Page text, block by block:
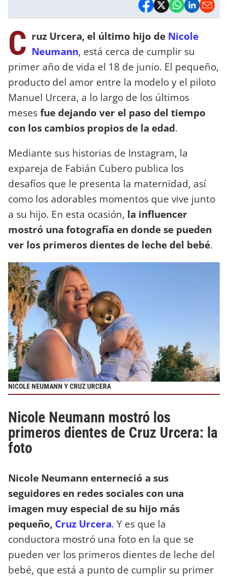
C ruz Urcera, el último hijo de Nicole
Neumann, está cerca de cumplir su
primer año de vida el 18 de junio. El pequeño,
producto del amor entre la modelo y el piloto
Manuel Urcera, a lo largo de los últimos
mesesfue dejando ver el paso del tiempo
con los cambios propios de la edad.
Mediante sus historias de Instagram, la
expareja de Fabián Cubero publica los
desafíos que le presenta la maternidad, así
como los adorables momentos que vive junto
a su hijo. En esta ocasión, la influencer
mostró una fotografía en donde se pueden
ver los primeros dientes de leche del bebé.
NICOLE NEUMANN Y CRUZ URCERA
Nicole Neumann mostró los
primeros dientes de Cruz Urcera: la
foto
Nicole Neumann enterneció a sus
seguidores en redes sociales con una
imagen muy especial de su hijo más
pequeño, Cruz Urcera. Y es que la
conductora mostró una foto en la que se
pueden ver los primeros dientes de leche del
bebé, que está a punto de cumplir su primer